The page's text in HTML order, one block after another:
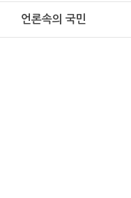
언론속의 국민